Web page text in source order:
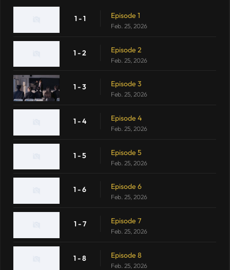
1 - 1 Episode 1
Feb. 25, 2026
1 - 2 Episode 2
Feb. 25, 2026
1 - 3 Episode 3
Feb. 25, 2026
1 - 4 Episode 4
Feb. 25, 2026
1 - 5 Episode 5
Feb. 25, 2026
1 - 6 Episode 6
Feb. 25, 2026
1 - 7 Episode 7
Feb. 25, 2026
1 - 8 Episode 8
Feb. 25, 2026